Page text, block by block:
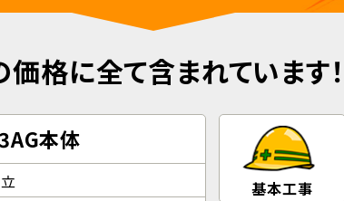
価格に全て含まれています！
本体
基本工事